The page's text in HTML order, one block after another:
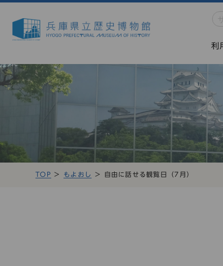
利
TOP もよおし 自由に話せる観覧日（7月）